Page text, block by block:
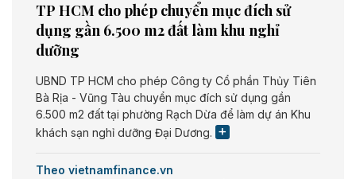
TP HCM cho phép chuyển mục đích sử
dụng gần 6.500 m2 đất làm khu nghỉ
dưỡng
UBND TP HCM cho phép Công ty Cổ phần Thủy Tiên
Bà Rịa - Vũng Tàu chuyển mục đích sử dụng gần
6.500 m2 đất tại phường Rạch Dừa để làm dự án Khu
khách sạn nghỉ dưỡng Đại Dương.
Theo vietnamfinance.vn